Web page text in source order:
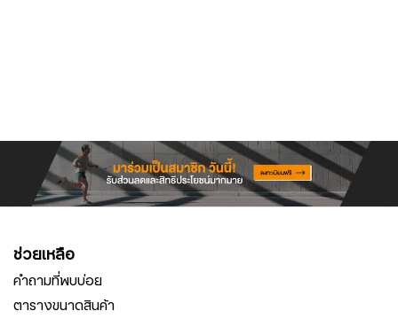
ช่วยเหลือ
คำถามที่พบบ่อย
ตารางขนาดสินค้า